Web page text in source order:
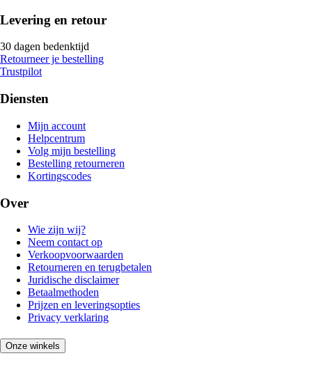
Levering en retour
30 dagen bedenktijd
Retourneer je bestelling
Trustpilot
Diensten
Mijn account
Helpcentrum
Volg mijn bestelling
Bestelling retourneren
Kortingscodes
Over
Wie zijn wij?
Neem contact op
Verkoopvoorwaarden
Retourneren en terugbetalen
Juridische disclaimer
Betaalmethoden
Prijzen en leveringsopties
Privacy verklaring
Onze winkels